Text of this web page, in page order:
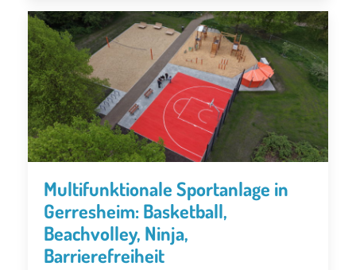
Multifunktionale Sportanlage in
Gerresheim: Basketball,
Beachvolley, Ninja,
Barrierefreiheit